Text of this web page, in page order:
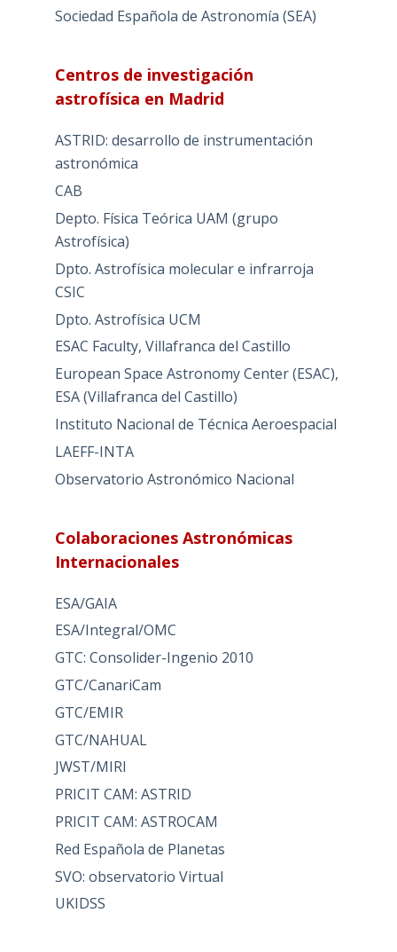
Sociedad Española de Astronomía (SEA)
Centros de investigación
astrofísica en Madrid
ASTRID: desarrollo de instrumentación
astronómica
CAB
Depto. Física Teórica UAM (grupo
Astrofísica)
Dpto. Astrofísica molecular e infrarroja
CSIC
Dpto. Astrofísica UCM
ESAC Faculty, Villafranca del Castillo
European Space Astronomy Center (ESAC),
ESA (Villafranca del Castillo)
Instituto Nacional de Técnica Aeroespacial
LAEFF-INTA
Observatorio Astronómico Nacional
Colaboraciones Astronómicas
Internacionales
ESA/GAIA
ESA/Integral/OMC
GTC: Consolider-Ingenio 2010
GTC/CanariCam
GTC/EMIR
GTC/NAHUAL
JWST/MIRI
PRICIT CAM: ASTRID
PRICIT CAM: ASTROCAM
Red Española de Planetas
SVO: observatorio Virtual
UKIDSS